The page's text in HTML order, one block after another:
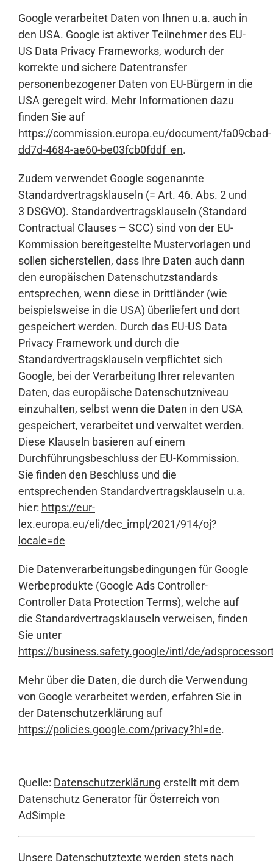
Google verarbeitet Daten von Ihnen u.a. auch in
den USA. Google ist aktiver Teilnehmer des EU-
US Data Privacy Frameworks, wodurch der
korrekte und sichere Datentransfer
personenbezogener Daten von EU-Bürgern in die
USA geregelt wird. Mehr Informationen dazu
finden Sie auf
https://commission.europa.eu/document/fa09cbad-
dd7d-4684-ae60-be03fcb0fddf_en.
Zudem verwendet Google sogenannte
Standardvertragsklauseln (= Art. 46. Abs. 2 und
3 DSGVO). Standardvertragsklauseln (Standard
Contractual Clauses – SCC) sind von der EU-
Kommission bereitgestellte Mustervorlagen und
sollen sicherstellen, dass Ihre Daten auch dann
den europäischen Datenschutzstandards
entsprechen, wenn diese in Drittländer (wie
beispielsweise in die USA) überliefert und dort
gespeichert werden. Durch das EU-US Data
Privacy Framework und durch die
Standardvertragsklauseln verpflichtet sich
Google, bei der Verarbeitung Ihrer relevanten
Daten, das europäische Datenschutzniveau
einzuhalten, selbst wenn die Daten in den USA
gespeichert, verarbeitet und verwaltet werden.
Diese Klauseln basieren auf einem
Durchführungsbeschluss der EU-Kommission.
Sie finden den Beschluss und die
entsprechenden Standardvertragsklauseln u.a.
hier: https://eur-
lex.europa.eu/eli/dec_impl/2021/914/oj?
locale=de
Die Datenverarbeitungsbedingungen für Google
Werbeprodukte (Google Ads Controller-
Controller Data Protection Terms), welche auf
die Standardvertragsklauseln verweisen, finden
Sie unter
https://business.safety.google/intl/de/
Mehr über die Daten, die durch die Verwendung
von Google verarbeitet werden, erfahren Sie in
der Datenschutzerklärung auf
https://policies.google.com/privacy?hl=de.
Quelle: Datenschutzerklärung erstellt mit dem
Datenschutz Generator für Österreich von
AdSimple
Unsere Datenschutztexte werden stets nach